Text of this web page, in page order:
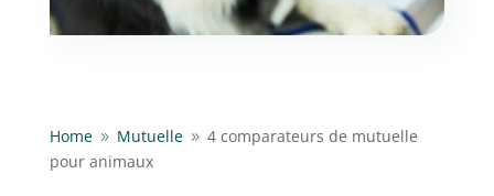
Home 9 Mutuelle 9 4 comparateurs de mutuelle
pour animaux